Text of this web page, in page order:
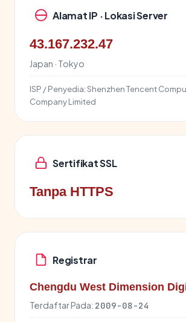
Alamat IP · Lokasi Server
43.167.232.47
Japan · Tokyo
ISP / Penyedia:Shenzhen Tencent
Company Limited
Sertifikat SSL
Tanpa HTTPS
Registrar
Chengdu West Dimension
Terdaftar Pada: 2009-08-24